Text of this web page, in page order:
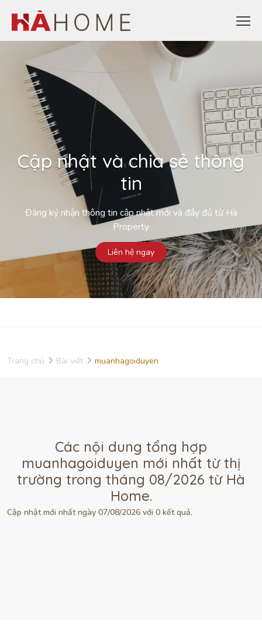
Cập nhật và chia sẻ thông
tin
Đăng ký nhận thông tin cập nhật mới và đầy đủ từ Hà
Property
Liên hệ ngay
Trang chủ Bài viết muanhagoiduyen
Các nội dung tổng hợp
muanhagoiduyen mới nhất từ thị
trường trong tháng 08/2026 từ Hà
Home.
Cập nhật mới nhất ngày 07/08/2026 với 0 kết quả.